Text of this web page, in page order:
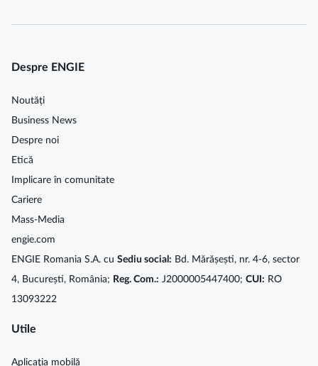
Despre ENGIE
Noutăți
Business News
Despre noi
Etică
Implicare în comunitate
Cariere
Mass-Media
engie.com
ENGIE Romania S.A. cu Sediu social: Bd. Mărășești, nr. 4-6, sector
4, București, România; Reg. Com.: J2000005447400; CUI: RO
13093222
Utile
Aplicaţia mobilă